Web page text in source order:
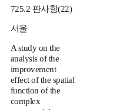
725.2 판사항(22)
서울
A study on the
analysis of the
improvement
effect of the spatial
function of the
complex